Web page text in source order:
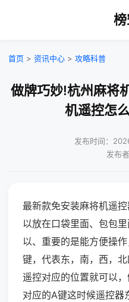
榜
首页 > 资讯中心 > 攻略科普
做牌巧妙!杭州麻将
机遥控怎
发布时间：
发布
最新款免安装麻将机遥
以放在口袋里面、包包
以、重要的是能方便操
键，代表东，南，西，
遥控对应的位置就可以
对应的A键这时候遥控器